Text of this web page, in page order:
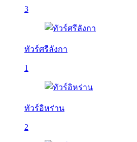
3
ทัวร์ศรีลังกา
1
ทัวร์อิหร่าน
2